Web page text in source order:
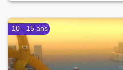
10 - 15 ans